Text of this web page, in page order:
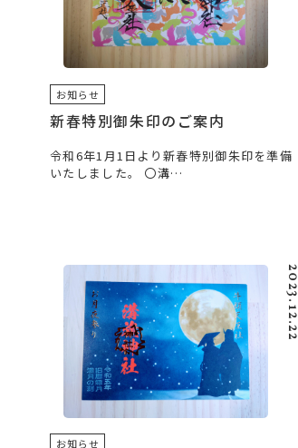
お知らせ
新春特別御朱印のご案内
令和6年1月1日より新春特別御朱印を準備
いたしました。 〇溝…
2023.12.22
お知らせ